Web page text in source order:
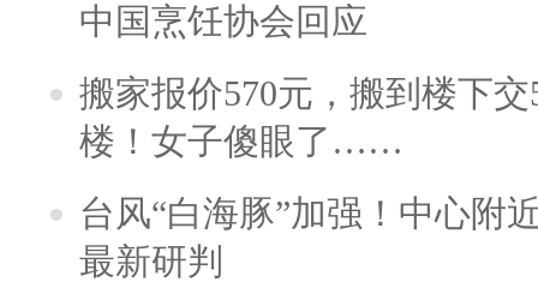
中国烹饪协会回应
搬家报价570元，搬到楼下
楼！女子傻眼了……
台风“白海豚”加强！中心附
最新研判